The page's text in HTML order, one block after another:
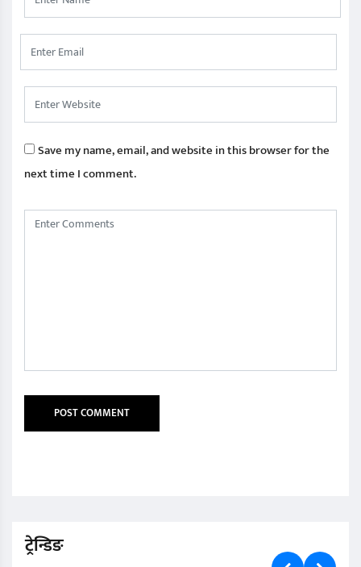
Save my name, email, and website in this browser for the
next time I comment.
ट्रेन्डिङ